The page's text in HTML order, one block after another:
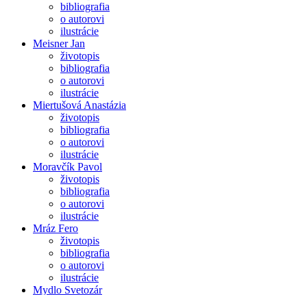
bibliografia
o autorovi
ilustrácie
Meisner Jan
životopis
bibliografia
o autorovi
ilustrácie
Miertušová Anastázia
životopis
bibliografia
o autorovi
ilustrácie
Moravčík Pavol
životopis
bibliografia
o autorovi
ilustrácie
Mráz Fero
životopis
bibliografia
o autorovi
ilustrácie
Mydlo Svetozár